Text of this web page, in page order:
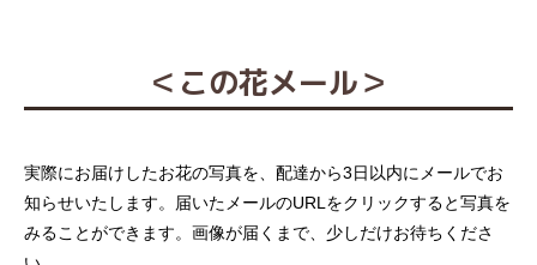
＜この花メール＞
実際にお届けしたお花の写真を、配達から3日以内にメールでお
知らせいたします。届いたメールのURLをクリックすると写真を
みることができます。画像が届くまで、少しだけお待ちくださ